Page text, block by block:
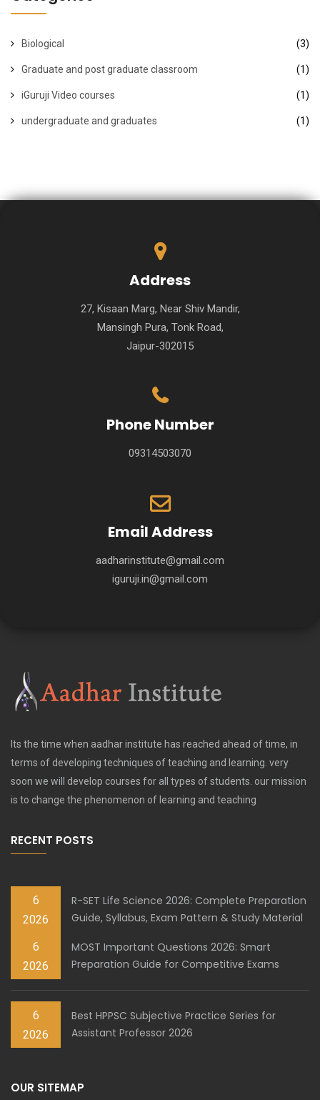
Biological (3)
Graduate and post graduate classroom (1)
iGuruji Video courses (1)
undergraduate and graduates (1)
Address
27, Kisaan Marg, Near Shiv Mandir,
Mansingh Pura, Tonk Road,
Jaipur-302015
Phone Number
09314503070
Email Address
aadharinstitute@gmail.com
iguruji.in@gmail.com
Its the time when aadhar institute has reached ahead of time, in
terms of developing techniques of teaching and learning. very
soon we will develop courses for all types of students. our mission
is to change the phenomenon of learning and teaching
RECENT POSTS
6
2026
R-SET Life Science 2026: Complete Preparation
Guide, Syllabus, Exam Pattern & Study Material
6
2026
MOST Important Questions 2026: Smart
Preparation Guide for Competitive Exams
6
2026
Best HPPSC Subjective Practice Series for
Assistant Professor 2026
OUR SITEMAP